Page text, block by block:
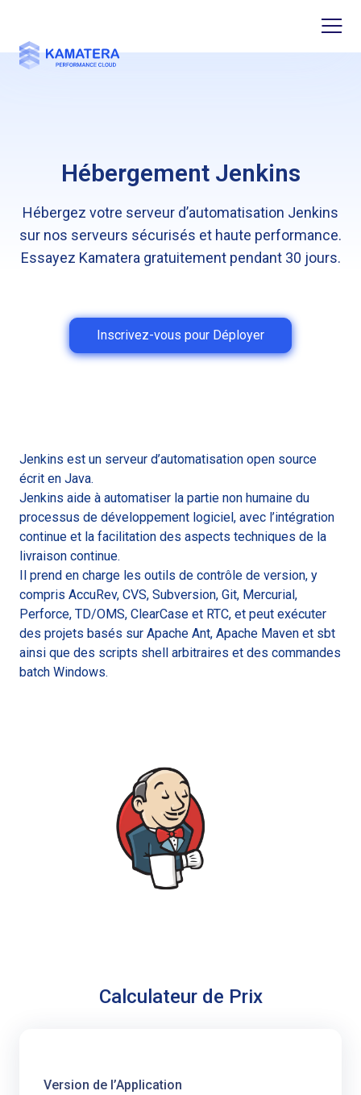
Hébergement Jenkins
Hébergez votre serveur d’automatisation Jenkins
sur nos serveurs sécurisés et haute performance.
Essayez Kamatera gratuitement pendant 30 jours.
Inscrivez-vous pour Déployer
Jenkins est un serveur d’automatisation open source
écrit en Java.
Jenkins aide à automatiser la partie non humaine du
processus de développement logiciel, avec l’intégration
continue et la facilitation des aspects techniques de la
livraison continue.
Il prend en charge les outils de contrôle de version, y
compris AccuRev, CVS, Subversion, Git, Mercurial,
Perforce, TD/OMS, ClearCase et RTC, et peut exécuter
des projets basés sur Apache Ant, Apache Maven et sbt
ainsi que des scripts shell arbitraires et des commandes
batch Windows.
Calculateur de Prix
Version de l’Application